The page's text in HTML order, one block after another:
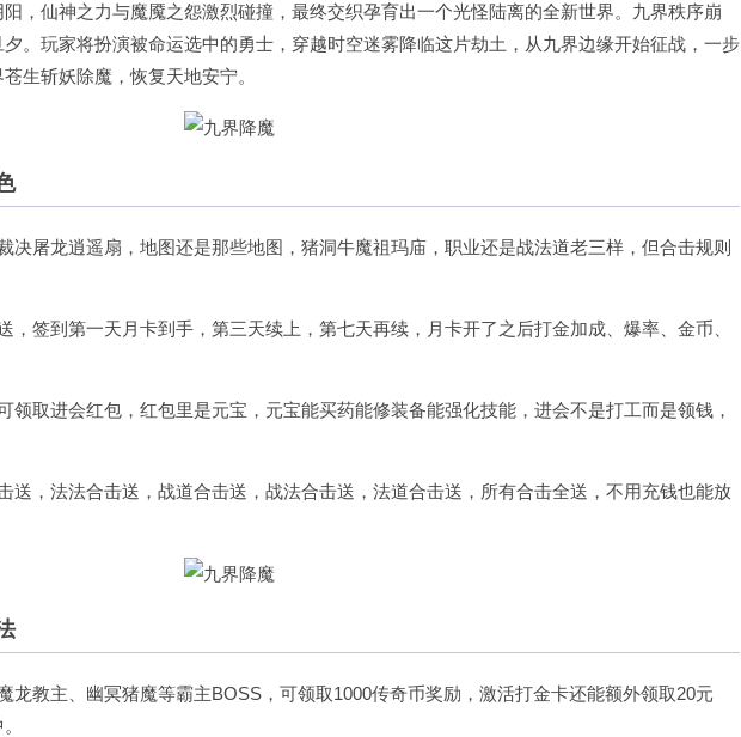
，仙神之力与魔魇之怨激烈碰撞，最终交织孕育出一个光怪陆离的全新世界。九界秩序崩
。玩家将扮演被命运选中的勇士，穿越时空迷雾降临这片劫土，从九界边缘开始征战，一步
生斩妖除魔，恢复天地安宁。
决屠龙逍遥扇，地图还是那些地图，猪洞牛魔祖玛庙，职业还是战法道老三样，但合击规则
，签到第一天月卡到手，第三天续上，第七天再续，月卡开了之后打金加成、爆率、金币、
领取进会红包，红包里是元宝，元宝能买药能修装备能强化技能，进会不是打工而是领钱，
送，法法合击送，战道合击送，战法合击送，法道合击送，所有合击全送，不用充钱也能放
龙教主、幽冥猪魔等霸主BOSS，可领取1000传奇币奖励，激活打金卡还能额外领取20元